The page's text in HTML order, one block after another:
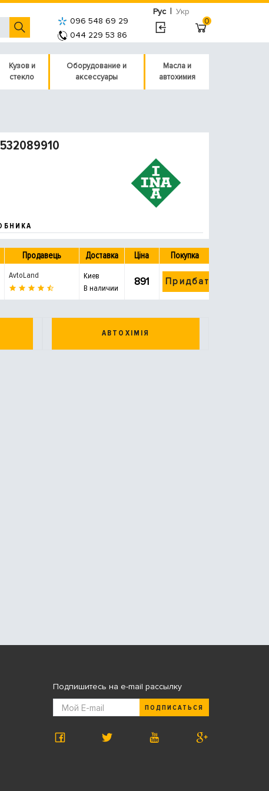
Рус | Укр
096 548 69 29
044 229 53 86
0
Кузов и
стекло
Оборудование и
аксессуары
Масла и
автохимия
Продавець Доставка Ціна Покупка
AvtoLand
Киев
В наличии
891 Придбати
АВТОХІМІЯ
Подпишитесь на e-mail рассылку
ПОДПИСАТЬСЯ